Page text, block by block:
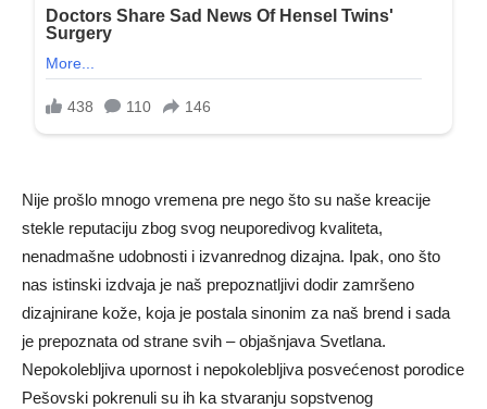
Nije prošlo mnogo vremena pre nego što su naše kreacije
stekle reputaciju zbog svog neuporedivog kvaliteta,
nenadmašne udobnosti i izvanrednog dizajna. Ipak, ono što
nas istinski izdvaja je naš prepoznatljivi dodir zamršeno
dizajnirane kože, koja je postala sinonim za naš brend i sada
je prepoznata od strane svih – objašnjava Svetlana.
Nepokolebljiva upornost i nepokolebljiva posvećenost porodice
Pešovski pokrenuli su ih ka stvaranju sopstvenog